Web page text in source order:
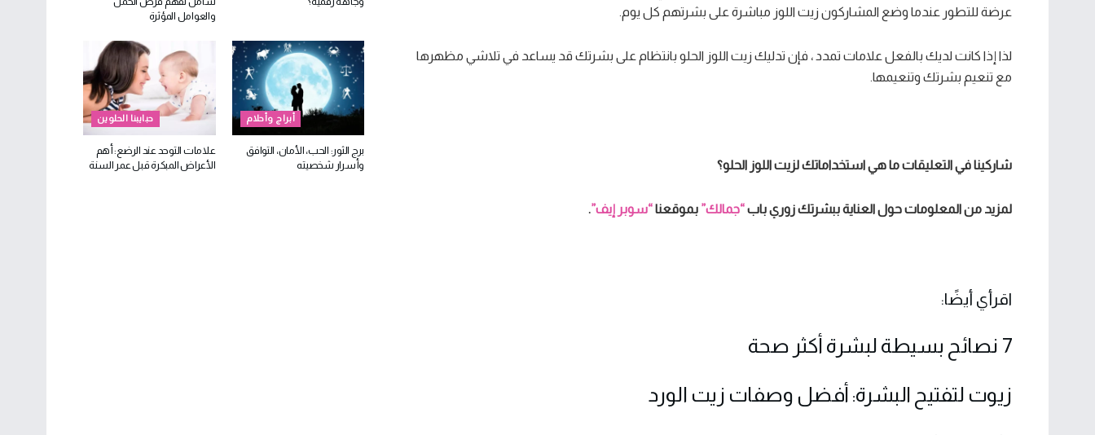
عرضة للتطور عندما وضع المشاركون زيت اللوز مباشرة على بشرتهم كل يوم.
لذا إذا كانت لديك بالفعل علامات تمدد ، فإن تدليك زيت اللوز الحلو بانتظام على بشرتك قد يساعد في تلاشي مظهرها
مع تنعيم بشرتك وتنعيمها.
شاركينا في التعليقات ما هي استخداماتك لزيت اللوز الحلو؟
لمزيد من المعلومات حول العناية ببشرتك زوري باب“جمالك” بموقعنا “سوبر إيف”.
اقرأي أيضًا:
7 نصائح بسيطة لبشرة أكثر صحة
زيوت لتفتيح البشرة: أفضل وصفات زيت الورد
والعوامل المؤثرة
أبراج وأحلام
برج الثور: الحب، الأمان، التوافق
وأسرار شخصيته
حبايبنا الحلوين
علامات التوحد عند الرضع: أهم
الأعراض المبكرة قبل عمر السنة